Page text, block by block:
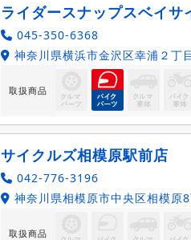
ライダースナップスベイサ
045-350-6368
神奈川県横浜市金沢区幸浦２丁
取扱商品
サイクルズ相模原駅前店
042-776-3196
神奈川県相模原市中央区相模原
取扱商品